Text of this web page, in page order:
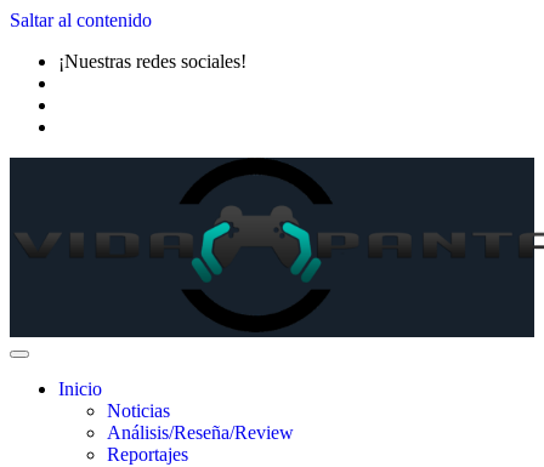
Saltar al contenido
¡Nuestras redes sociales!
Inicio
Noticias
Análisis/Reseña/Review
Reportajes